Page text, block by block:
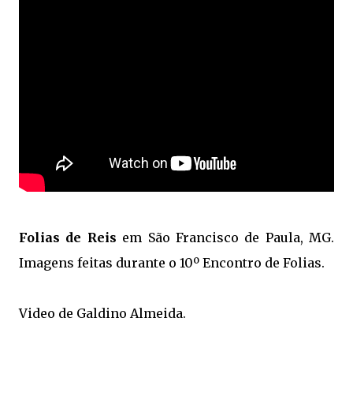
Folias de Reis em São Francisco de Paula, MG.
Imagens feitas durante o 10º Encontro de Folias.
Video de Galdino Almeida.